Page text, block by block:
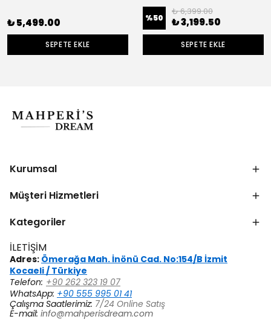
₺ 5,499.00
SEPETE EKLE
%50
₺ 6,399.00
₺ 3,199.50
SEPETE EKLE
Kurumsal
Müşteri Hizmetleri
Kategoriler
İLETİŞİM
Adres: Ömerağa Mah. İnönü Cad. No:154/B İzmit
Kocaeli / Türkiye
Telefon: +90 262 323 19 07
WhatsApp: +90 555 995 01 41
Çalışma Saatlerimiz: 7/24 Online Satış
E-mail: info@mahperisdream.com